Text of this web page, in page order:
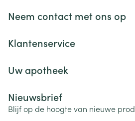
Neem contact met ons op
Klantenservice
Uw apotheek
Nieuwsbrief
Blijf op de hoogte van nieuwe